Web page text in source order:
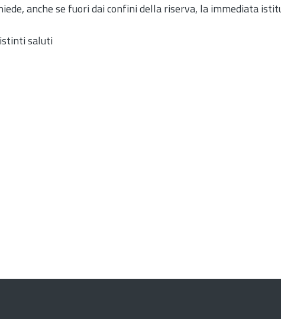
anche se fuori dai confini della riserva, la immediata
saluti